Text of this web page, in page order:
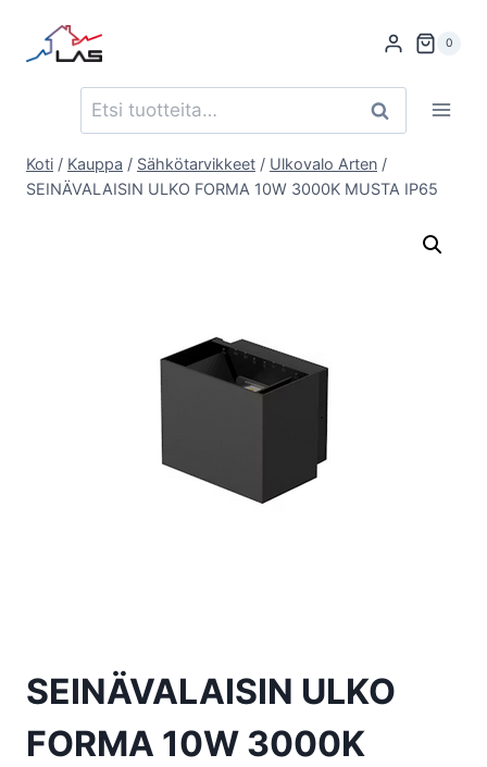
sisältöön
0
Etsi: Haku
Koti / Kauppa / Sähkötarvikkeet / Ulkovalo Arten /
SEINÄVALAISIN ULKO FORMA 10W 3000K MUSTA IP65
SEINÄVALAISIN ULKO
FORMA 10W 3000K